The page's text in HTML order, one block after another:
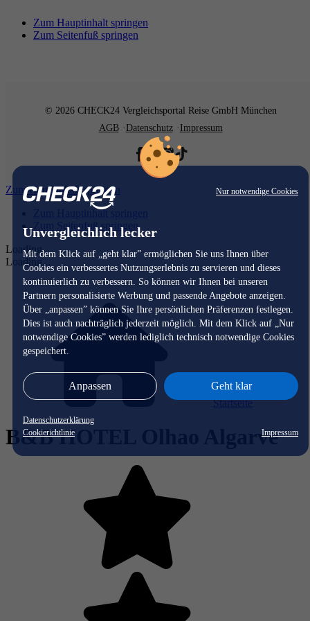
Nur notwendige Cookies
Unvergleichlich lecker
Mit dem Klick auf „geht klar” ermöglichen Sie uns Ihnen über
Cookies ein verbessertes Nutzungserlebnis zu servieren und dieses
kontinuierlich zu verbessern. So können wir Ihnen bei unseren
Partnern personalisierte Werbung und passende Angebote anzeigen.
Über „anpassen” können Sie Ihre persönlichen Präferenzen festlegen.
Dies ist auch nachträglich jederzeit möglich. Mit dem Klick auf „Nur
notwendige Cookies” werden lediglich technisch notwendige Cookies
gespeichert.
Anpassen Geht klar
Datenschutzerklärung
Cookierichtlinie
Impressum
Zum Hauptinhalt springen
Zum Seitenfuß springen
© 2026 CHECK24 Vergleichsportal Reise GmbH München
AGB
Datenschutz Impressum
Zum Hauptinhalt springen
Zum Hauptinhalt springen
Zum Seitenfuß springen
Loading...
Loading...
Startseite
B&B HOTEL Olhao Algarve